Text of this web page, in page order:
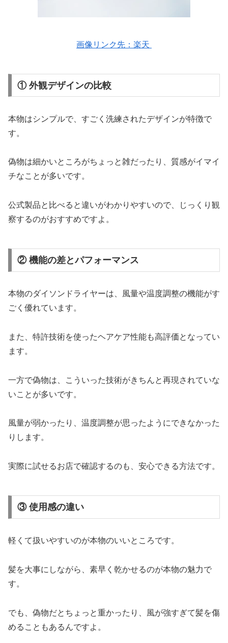
画像リンク先：楽天
① 外観デザインの比較
本物はシンプルで、すごく洗練されたデザインが特徴で
す。
偽物は細かいところがちょっと雑だったり、質感がイマイ
チなことが多いです。
公式製品と比べると違いがわかりやすいので、じっくり観
察するのがおすすめですよ。
② 機能の差とパフォーマンス
本物のダイソンドライヤーは、風量や温度調整の機能がす
ごく優れています。
また、特許技術を使ったヘアケア性能も高評価となってい
ます。
一方で偽物は、こういった技術がきちんと再現されていな
いことが多いです。
風量が弱かったり、温度調整が思ったようにできなかった
りします。
実際に試せるお店で確認するのも、安心できる方法です。
③ 使用感の違い
軽くて扱いやすいのが本物のいいところです。
髪を大事にしながら、素早く乾かせるのが本物の魅力で
す。
でも、偽物だとちょっと重かったり、風が強すぎて髪を傷
めることもあるんですよ。